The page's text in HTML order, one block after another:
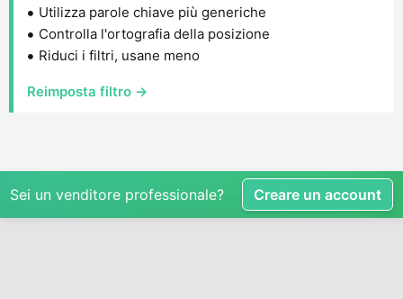
Utilizza parole chiave più generiche
Controlla l'ortografia della posizione
Riduci i filtri, usane meno
Reimposta filtro →
Sei un venditore professionale? Creare un account